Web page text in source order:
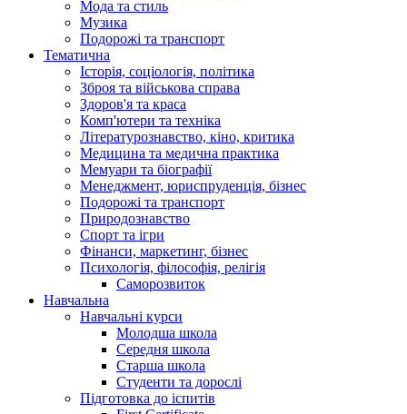
Мода та стиль
Музика
Подорожі та транспорт
Тематична
Історія, соціологія, політика
Зброя та військова справа
Здоров'я та краса
Комп'ютери та техніка
Літературознавство, кіно, критика
Медицина та медична практика
Мемуари та біографії
Менеджмент, юриспруденція, бізнес
Подорожі та транспорт
Природознавство
Спорт та ігри
Фінанси, маркетинг, бізнес
Психологія, філософія, релігія
Саморозвиток
Навчальна
Навчальні курси
Молодша школа
Середня школа
Старша школа
Студенти та дорослі
Підготовка до іспитів